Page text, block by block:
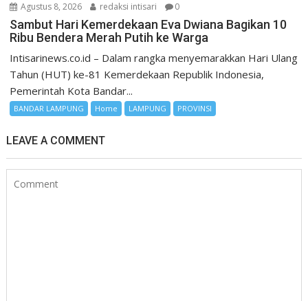
Agustus 8, 2026 redaksi intisari 0
Sambut Hari Kemerdekaan Eva Dwiana Bagikan 10
Ribu Bendera Merah Putih ke Warga
Intisarinews.co.id – Dalam rangka menyemarakkan Hari Ulang
Tahun (HUT) ke-81 Kemerdekaan Republik Indonesia,
Pemerintah Kota Bandar...
BANDAR LAMPUNG Home LAMPUNG PROVINSI
LEAVE A COMMENT